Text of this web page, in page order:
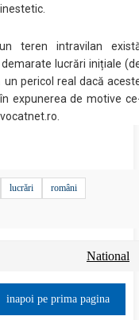
teren intravilan
lucrări inițiale
pericol real dacă
expunerea de motive
lucrări
români
National
inapoi pe prima pagina